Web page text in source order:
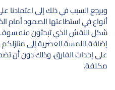
ويرجع السبب في ذلك إلى اعتمادنا
أنواع في استطاعتها الصمود أمام
شكل النقش الذي تبحثون عنه
إضافة اللمسة العصرية إلى
على إحداث الفارق، وذلك دون أن
مكلفة.